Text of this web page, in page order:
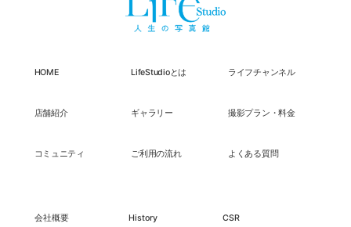
HOME LifeStudioとは ライフチャンネル
店舗紹介 ギャラリー 撮影プラン・料金
コミュニティ ご利用の流れ よくある質問
会社概要 History CSR